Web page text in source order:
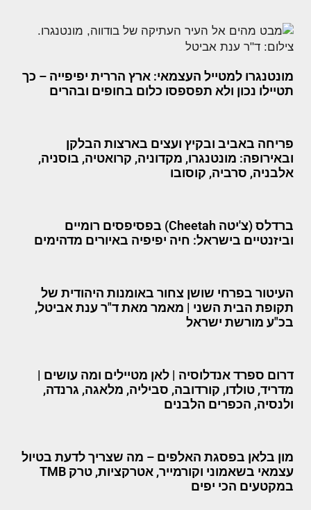
מונטנגרו למטייל העצמאי: ארץ הררית יפיפייה – כך
תטיילו נכון ולא תפספסו כלום בחופים ובהרים
פריחה באביב ובקיץ ועצים בארצות הבלקן
ובאירופה: מונטנגרו, מקדוניה, קרואטיה, בוסניה,
אלבניה, סרביה, קוסובו
ברדלס (צ'יטה Cheetah) בפסיפסים רומיים
וביזנטיים בישראל: חיה יפיפיה באיורים מדהימים
העיטור בפרחי שושן צחור באומנות היהודית של
תקופת הבית השני | מאמר מאת ד"ר ענת אביטל,
בכ"ע מורשת ישראל
דרום ספרד אנדלוסיה | לאן מטיילים ומה עושים |
מדריד, טולדו, קורדובה, סביליה, מלאגה, גרנדה,
ולנסיה, הכפרים הלבנים
מון בלאן בפסגת האלפים – מה שצריך לדעת בטיול
עצמאי בשאמוני וקורמייר, אטרקציות, טרק TMB
במקטעים הכי יפים